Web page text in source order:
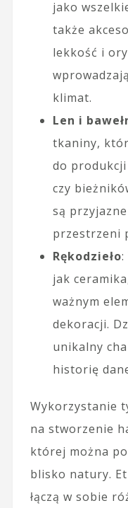
jako
także
lekkość i
klimat.
Len i
tkaniny,
do
czy
są
przestrzeni
Rękodzieło:
jak
ważnym
dekoracji.
unikalny
historię
Wykorzystanie
na stworzenie
której można
blisko natury.
łączą w sobie